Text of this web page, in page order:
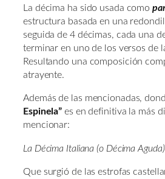
La décima ha sido usada como
estructura basada en una
seguida de 4 décimas, cada una
terminar en uno de los versos de
Resultando una composición
atrayente.
Además de las mencionadas,
Espinela” es en definitiva la más
mencionar:
La Décima Italiana (o Décima Aguda)
Que surgió de las estrofas